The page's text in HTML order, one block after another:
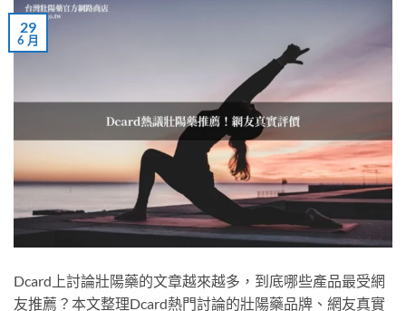
29
6 月
Dcard上討論壯陽藥的文章越來越多，到底哪些產品最受網
友推薦？本文整理Dcard熱門討論的壯陽藥品牌、網友真實